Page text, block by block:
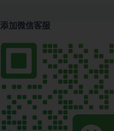
添加微信客服